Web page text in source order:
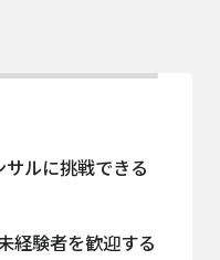
ルに挑戦できる
経験者を歓迎する